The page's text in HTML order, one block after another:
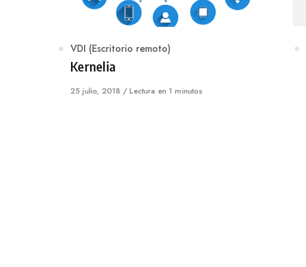
Category
VDI (Escritorio remoto)
Kernelia
Published
25 julio, 2018 Lectura en 1 minutos